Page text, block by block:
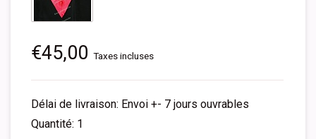
€45,00 Taxes incluses
Délai de livraison: Envoi +- 7 jours ouvrables
Quantité: 1